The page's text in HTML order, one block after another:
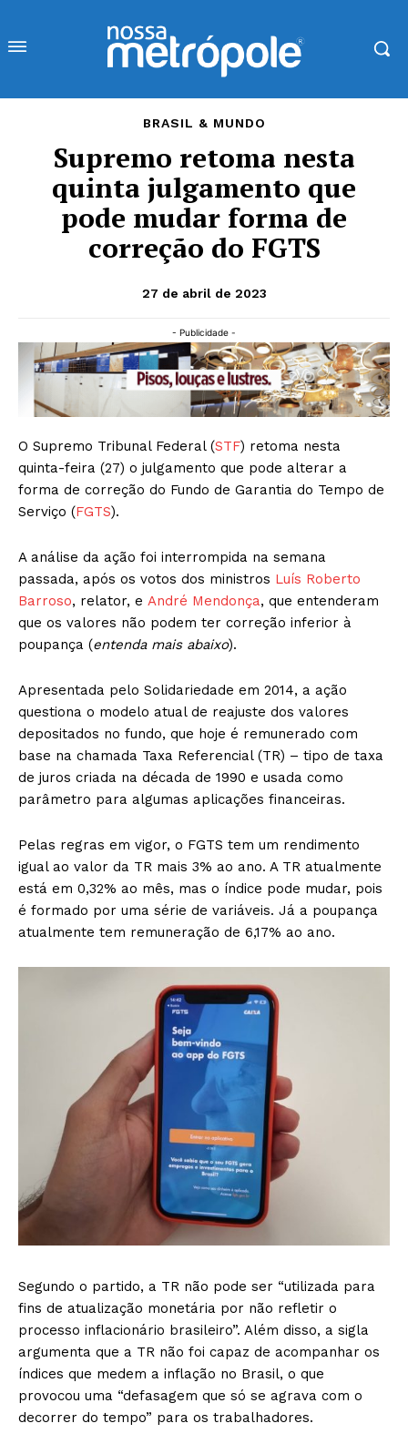
BRASIL & MUNDO
Supremo retoma nesta
quinta julgamento que
pode mudar forma de
correção do FGTS
27 de abril de 2023
- Publicidade -
O Supremo Tribunal Federal (STF) retoma nesta
quinta-feira (27) o julgamento que pode alterar a
forma de correção do Fundo de Garantia do Tempo de
Serviço (FGTS).
A análise da ação foi interrompida na semana
passada, após os votos dos ministros Luís Roberto
Barroso, relator, e André Mendonça, que entenderam
que os valores não podem ter correção inferior à
poupança (entenda mais abaixo).
Apresentada pelo Solidariedade em 2014, a ação
questiona o modelo atual de reajuste dos valores
depositados no fundo, que hoje é remunerado com
base na chamada Taxa Referencial (TR) – tipo de taxa
de juros criada na década de 1990 e usada como
parâmetro para algumas aplicações financeiras.
Pelas regras em vigor, o FGTS tem um rendimento
igual ao valor da TR mais 3% ao ano. A TR atualmente
está em 0,32% ao mês, mas o índice pode mudar, pois
é formado por uma série de variáveis. Já a poupança
atualmente tem remuneração de 6,17% ao ano.
Segundo o partido, a TR não pode ser “utilizada para
fins de atualização monetária por não refletir o
processo inflacionário brasileiro”. Além disso, a sigla
argumenta que a TR não foi capaz de acompanhar os
índices que medem a inflação no Brasil, o que
provocou uma “defasagem que só se agrava com o
decorrer do tempo” para os trabalhadores.